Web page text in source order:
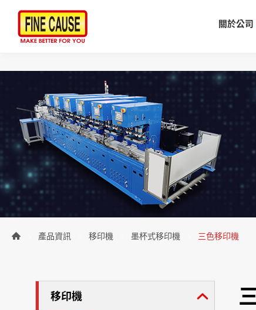
關於公司
產品資訊 移印機 墨杯式移印機 三色移印機
移印機